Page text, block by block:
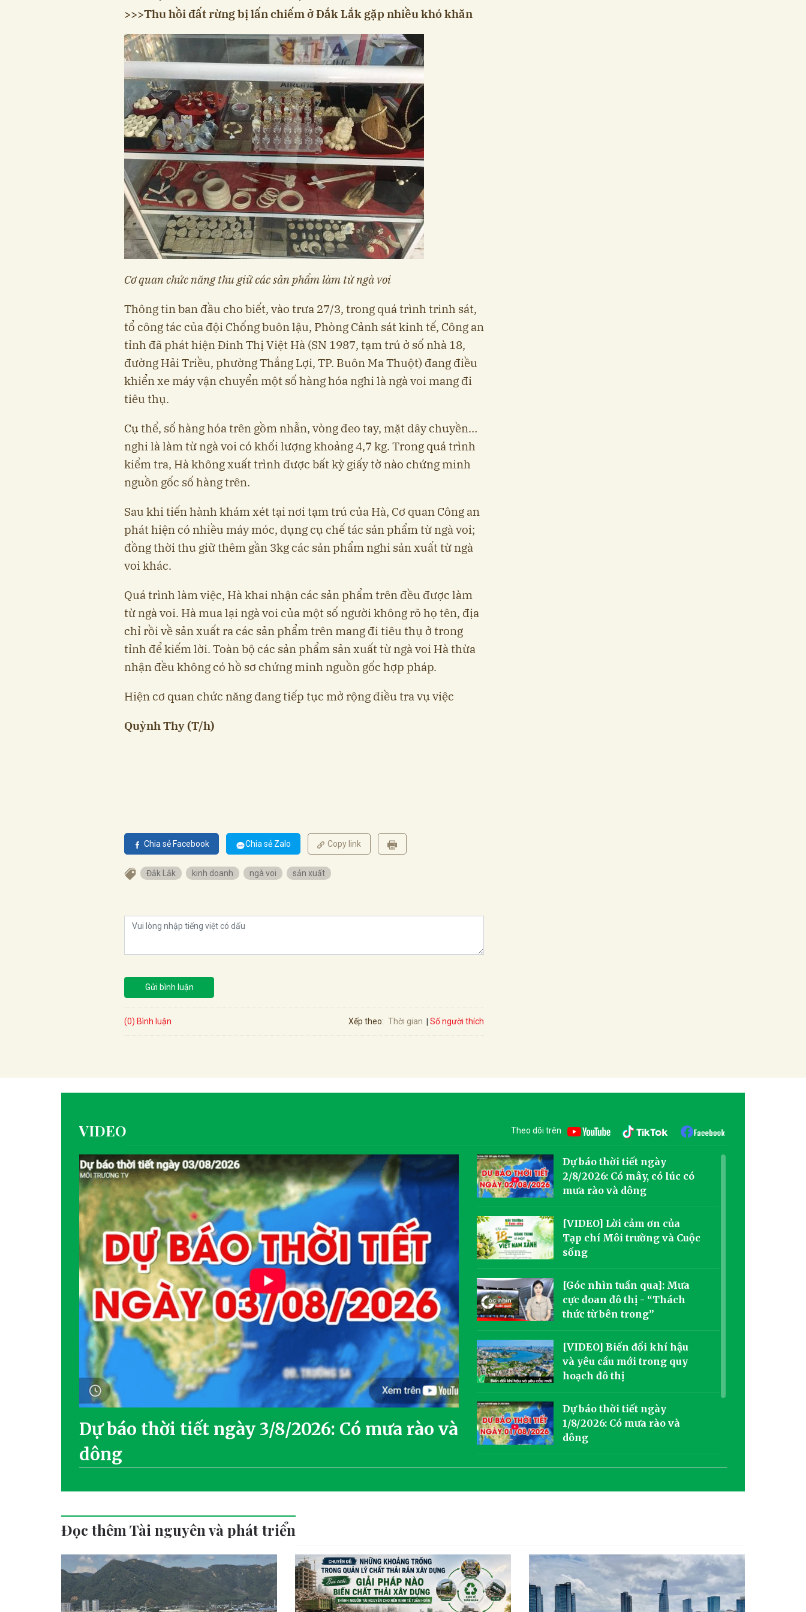
>>>Thu hồi đất rừng bị lấn chiếm ở Đắk Lắk gặp nhiều khó khăn
Cơ quan chức năng thu giữ các sản phẩm làm từ ngà voi
Thông tin ban đầu cho biết, vào trưa 27/3, trong quá trình trinh sát,
tổ công tác của đội Chống buôn lậu, Phòng Cảnh sát kinh tế, Công an
tỉnh đã phát hiện Đinh Thị Việt Hà (SN 1987, tạm trú ở số nhà 18,
đường Hải Triều, phường Thắng Lợi, TP. Buôn Ma Thuột) đang điều
khiển xe máy vận chuyển một số hàng hóa nghi là ngà voi mang đi
tiêu thụ.
Cụ thể, số hàng hóa trên gồm nhẫn, vòng đeo tay, mặt dây chuyền…
nghi là làm từ ngà voi có khối lượng khoảng 4,7 kg. Trong quá trình
kiểm tra, Hà không xuất trình được bất kỳ giấy tờ nào chứng minh
nguồn gốc số hàng trên.
Sau khi tiến hành khám xét tại nơi tạm trú của Hà, Cơ quan Công an
phát hiện có nhiều máy móc, dụng cụ chế tác sản phẩm từ ngà voi;
đồng thời thu giữ thêm gần 3kg các sản phẩm nghi sản xuất từ ngà
voi khác.
Quá trình làm việc, Hà khai nhận các sản phẩm trên đều được làm
từ ngà voi. Hà mua lại ngà voi của một số người không rõ họ tên, địa
chỉ rồi về sản xuất ra các sản phẩm trên mang đi tiêu thụ ở trong
tỉnh để kiếm lời. Toàn bộ các sản phẩm sản xuất từ ngà voi Hà thừa
nhận đều không có hồ sơ chứng minh nguồn gốc hợp pháp.
Hiện cơ quan chức năng đang tiếp tục mở rộng điều tra vụ việc
Quỳnh Thy (T/h)
Chia sẻ Facebook Chia sẻ Zalo Copy link
Đắk Lắk kinh doanh ngà voi sản xuất
Gửi bình luận
(0) Bình luận Xếp theo: Thời gian Số người thích
VIDEO Theo dõi trên
Dự báo thời tiết ngày 3/8/2026: Có mưa rào và
dông
Dự báo thời tiết ngày
2/8/2026: Có mây, có lúc có
mưa rào và dông
[VIDEO] Lời cảm ơn của
Tạp chí Môi trường và Cuộc
sống
[Góc nhìn tuần qua]: Mưa
cực đoan đô thị - “Thách
thức từ bên trong”
[VIDEO] Biến đổi khí hậu
và yêu cầu mới trong quy
hoạch đô thị
Dự báo thời tiết ngày
1/8/2026: Có mưa rào và
dông
Dự báo thời tiết ngày
Đọc thêm Tài nguyên và phát triển